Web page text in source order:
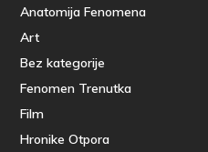
Anatomija Fenomena
Art
Bez kategorije
Fenomen Trenutka
Film
Hronike Otpora